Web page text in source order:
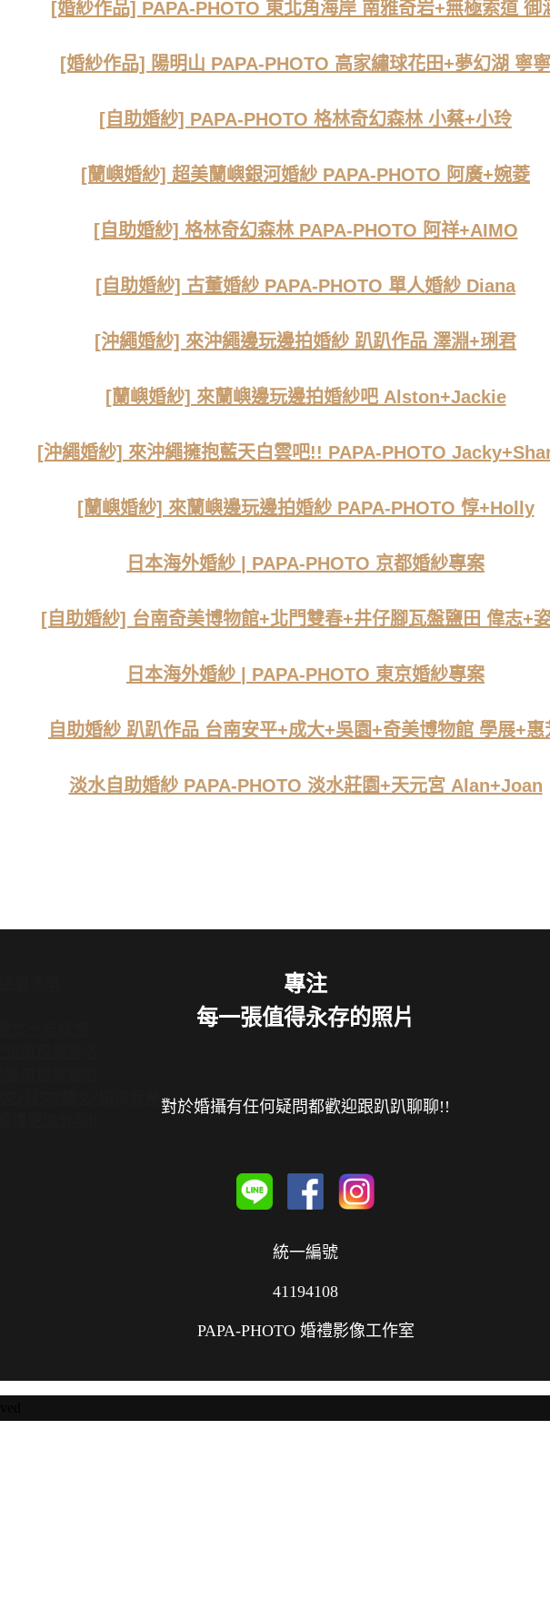
[婚紗作品] PAPA-PHOTO 東北角海岸 南雅奇岩+無極索道 御
[婚紗作品] 陽明山 PAPA-PHOTO 高家繡球花田+夢幻湖 寧寧
[自助婚紗] PAPA-PHOTO 格林奇幻森林 小蔡+小玲
[蘭嶼婚紗] 超美蘭嶼銀河婚紗 PAPA-PHOTO 阿廣+婉菱
[自助婚紗] 格林奇幻森林 PAPA-PHOTO 阿祥+AIMO
[自助婚紗] 古董婚紗 PAPA-PHOTO 單人婚紗 Diana
[沖繩婚紗] 來沖繩邊玩邊拍婚紗 趴趴作品 澤淵+琍君
[蘭嶼婚紗] 來蘭嶼邊玩邊拍婚紗吧 Alston+Jackie
[沖繩婚紗] 來沖繩擁抱藍天白雲吧!! PAPA-PHOTO
[蘭嶼婚紗] 來蘭嶼邊玩邊拍婚紗 PAPA-PHOTO 惇+Holly
日本海外婚紗 | PAPA-PHOTO 京都婚紗專案
[自助婚紗] 台南奇美博物館+北門雙春+井仔腳瓦盤鹽田 偉志+
日本海外婚紗 | PAPA-PHOTO 東京婚紗專案
自助婚紗 趴趴作品 台南安平+成大+吳園+奇美博物館 學展+惠
淡水自助婚紗 PAPA-PHOTO 淡水莊園+天元宮 Alan+Joan
專注
每一張值得永存的照片
對於婚攝有任何疑問都歡迎跟趴趴聊聊! !
統一編號
41194108
PAPA-PHOTO 婚禮影像工作室